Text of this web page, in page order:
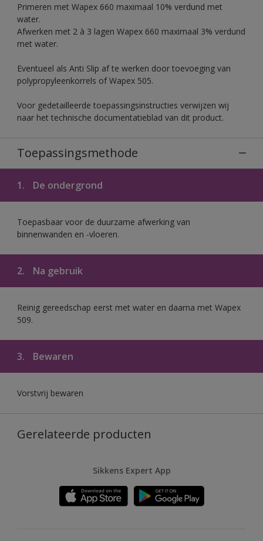
Primeren met Wapex 660 maximaal 10% verdund met
water.
Afwerken met 2 à 3 lagen Wapex 660 maximaal 3% verdund
met water.
Eventueel als Anti Slip af te werken door toevoeging van
polypropyleenkorrels of Wapex 505.
Voor gedetailleerde toepassingsinstructies verwijzen wij
naar het technische documentatieblad van dit product.
Toepassingsmethode
1. De ondergrond
Toepasbaar voor de duurzame afwerking van
binnenwanden en -vloeren.
2. Na gebruik
Reinig gereedschap eerst met water en daarna met Wapex
509.
3. Bewaren
Vorstvrij bewaren
Gerelateerde producten
Sikkens Expert App